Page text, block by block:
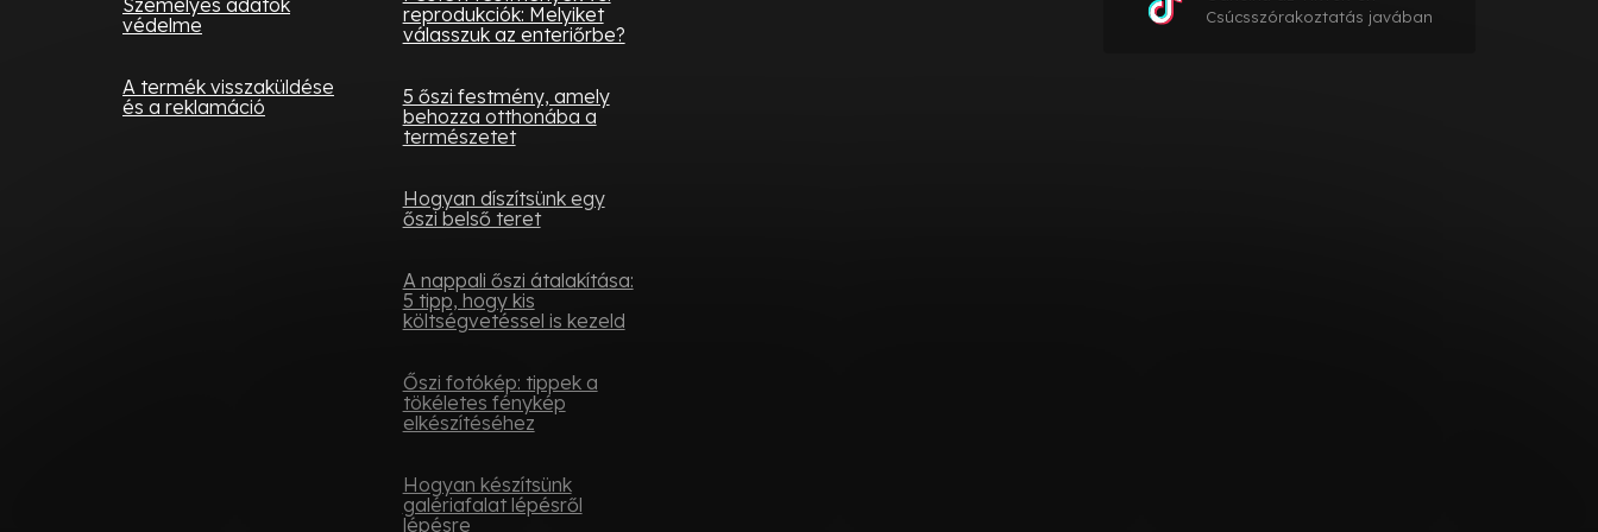
védelme
A termék visszaküldése
és a reklamáció
reprodukciók: Melyiket
válasszuk az enteriőrbe?
5 őszi festmény, amely
behozza otthonába a
természetet
Hogyan díszítsünk egy
őszi belső teret
A nappali őszi átalakítása:
5 tipp, hogy kis
költségvetéssel is kezeld
Őszi fotókép: tippek a
tökéletes fénykép
elkészítéséhez
Hogyan készítsünk
galériafalat lépésről
lépésre
Csúcsszórakoztatás javában